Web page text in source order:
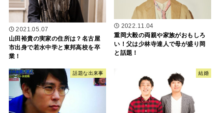
2021.05.07
山田裕貴の実家の住所は？名古屋
市出身で若水中学と東邦高校を卒
業！
2022.11.04
重岡大毅の両親や家族がおもしろ
い！父は少林寺達人で母が盛り岡
と話題！
話題な出来事 結婚